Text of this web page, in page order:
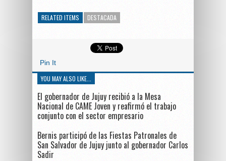
RELATED ITEMS DESTACADA
Pin It
YOU MAY ALSO LIKE...
El gobernador de Jujuy recibió a la Mesa
Nacional de CAME Joven y reafirmó el trabajo
conjunto con el sector empresario
Bernis participó de las Fiestas Patronales de
San Salvador de Jujuy junto al gobernador Carlos
Sadir